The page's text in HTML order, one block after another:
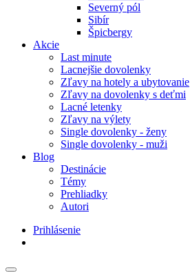
Severný pól
Sibír
Špicbergy
Akcie
Last minute
Lacnejšie dovolenky
Zľavy na hotely a ubytovanie
Zľavy na dovolenky s deťmi
Lacné letenky
Zľavy na výlety
Single dovolenky - ženy
Single dovolenky - muži
Blog
Destinácie
Témy
Prehliadky
Autori
Prihlásenie